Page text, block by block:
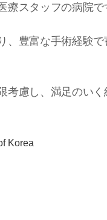
療スタッフの病院で
、豊富な手術経験
考慮し、満足のい
Korea